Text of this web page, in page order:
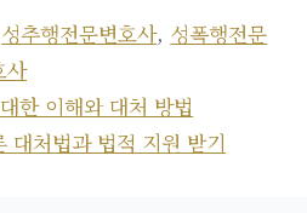
성추행전문변호사, 성폭행전문
사
한 이해와 대처 방법
대처법과 법적 지원 받기